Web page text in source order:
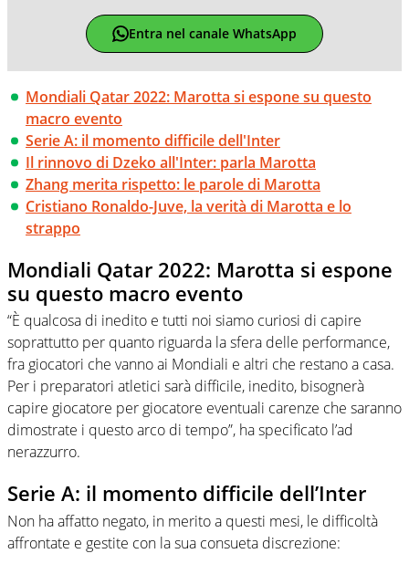
Entra nel canale WhatsApp
Mondiali Qatar 2022: Marotta si espone su questo
macro evento
Serie A: il momento difficile dell'Inter
Il rinnovo di Dzeko all'Inter: parla Marotta
Zhang merita rispetto: le parole di Marotta
Cristiano Ronaldo-Juve, la verità di Marotta e lo
strappo
Mondiali Qatar 2022: Marotta si espone
su questo macro evento
“È qualcosa di inedito e tutti noi siamo curiosi di capire
soprattutto per quanto riguarda la sfera delle performance,
fra giocatori che vanno ai Mondiali e altri che restano a casa.
Per i preparatori atletici sarà difficile, inedito, bisognerà
capire giocatore per giocatore eventuali carenze che saranno
dimostrate i questo arco di tempo”, ha specificato l’ad
nerazzurro.
Serie A: il momento difficile dell’Inter
Non ha affatto negato, in merito a questi mesi, le difficoltà
affrontate e gestite con la sua consueta discrezione: